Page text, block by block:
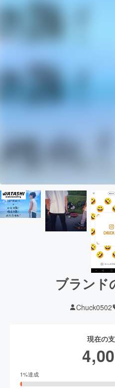
ブランド
Chuck0502
現在の
1%達成